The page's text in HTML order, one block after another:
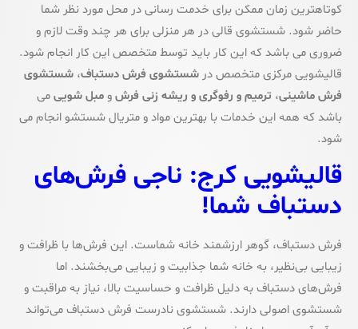
کوتاهترین زمان ممکن برای خدمت رسانی در محل مورد نظر شما
حاضر شود. شستشوی قالی در هر منزلی برای هر چند وقت لازم و
ضروری می باشد که این کار باید توسط متخصص این کار انجام شود.
قالیشویی مرکزی متخصص در شستشوی فرش دستباف، شستشوی
فرش ماشینی، ترمیم و رفوگری و ریشه زنی فرشومبل شوییمی
باشد که همه این خدمات با بهترین مواد و متریال شستشو انجام می
شود.
قالیشویی کرج: ناجی فرش‌های
دستباف شما!
فرش دستباف، گوهر ارزشمند خانه شماست. این فرش‌ها با ظرافت و
زیبایی بی‌نظیر، به خانه شما جذابیت و زیبایی می‌بخشند. اما
فرش‌های دستباف به دلیل ظرافت و حساسیت بالا، نیاز به مراقبت و
شستشوی اصولی دارند. شستشوی نادرست فرش دستباف می‌تواند